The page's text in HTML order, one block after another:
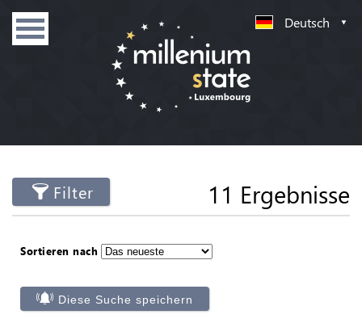
Deutsch
Filter 11 Ergebnisse
Sortieren nach
Diese Suche speichern